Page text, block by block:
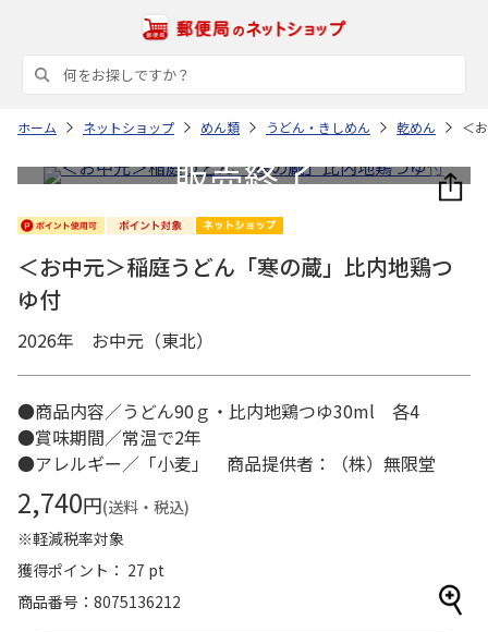
ホーム ネットショップ めん類 うどん・きしめん 乾めん ＜
＜お中元＞稲庭うどん「寒の蔵」比内地鶏つ
ゆ付
2026年 お中元（東北）
●商品内容／うどん90ｇ・比内地鶏つゆ30ml 各4
●賞味期間／常温で2年
●アレルギー／「小麦」 商品提供者：（株）無限堂
2,740円(送料・税込)
※軽減税率対象
獲得ポイント： 27 pt
商品番号
8075136212